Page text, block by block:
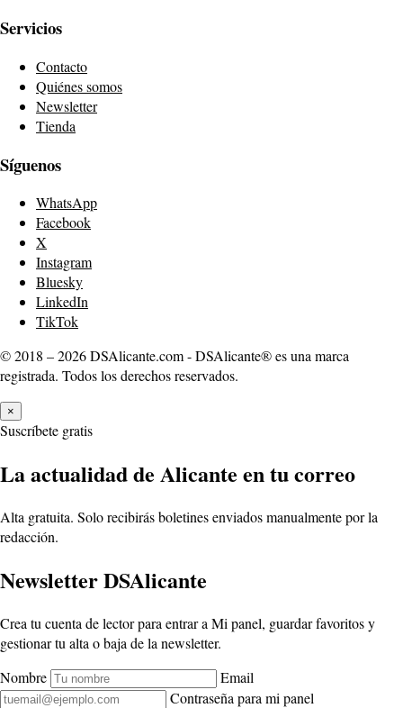
Servicios
Contacto
Quiénes somos
Newsletter
Tienda
Síguenos
WhatsApp
Facebook
X
Instagram
Bluesky
LinkedIn
TikTok
© 2018 – 2026 DSAlicante.com - DSAlicante® es una marca
registrada. Todos los derechos reservados.
×
Suscríbete gratis
La actualidad de Alicante en tu correo
Alta gratuita. Solo recibirás boletines enviados manualmente por la
redacción.
Newsletter DSAlicante
Crea tu cuenta de lector para entrar a Mi panel, guardar favoritos y
gestionar tu alta o baja de la newsletter.
Nombre
Email
Contraseña para mi panel